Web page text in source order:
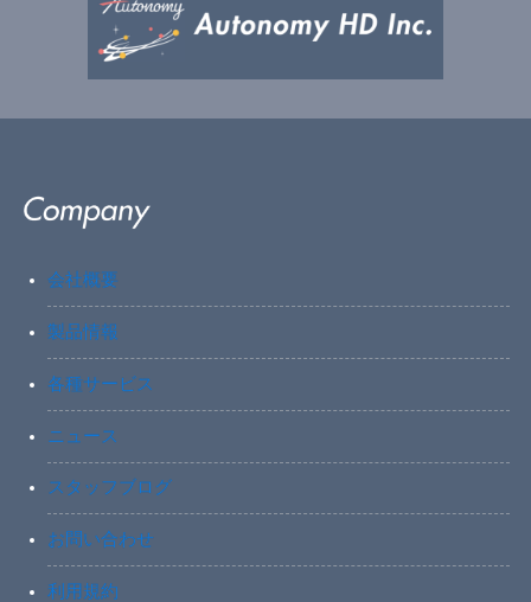
会社概要
製品情報
各種サービス
ニュース
スタッフブログ
お問い合わせ
利用規約